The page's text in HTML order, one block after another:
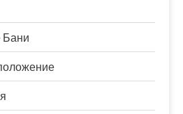
Бани